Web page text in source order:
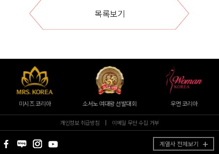
목록보기
미시즈 코리아 소서노 여대왕 선발대회 우먼 코리아
개인정보 취급방침 이메일 무단 수집 거부
계열사 전체보기